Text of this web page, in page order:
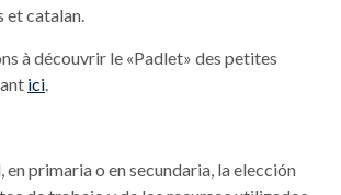
et catalan.
à découvrir le «Padlet» des petites
ici.
en primaria o en secundaria, la elección